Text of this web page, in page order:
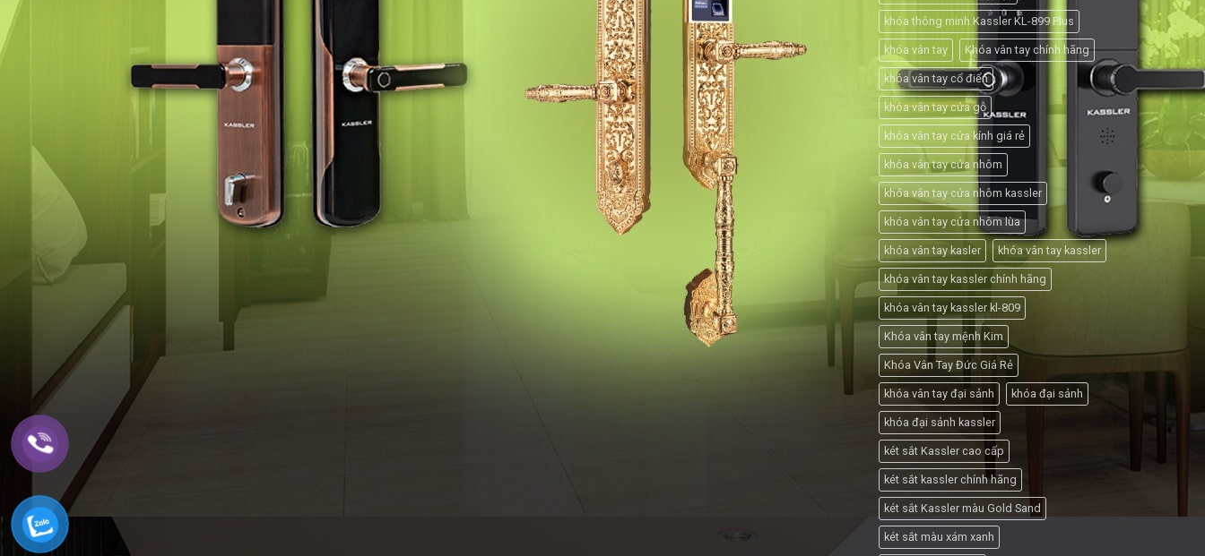
khóa thông minh Kassler KL-899 Plus
khóa vân tay Khóa vân tay chính hãng
khóa vân tay cổ điển
khóa vân tay cửa gỗ
khóa vân tay cửa kính giá rẻ
khóa vân tay cửa nhôm
khóa vân tay cửa nhôm kassler
khóa vân tay cửa nhôm lùa
khóa vân tay kasler khóa vân tay kassler
khóa vân tay kassler chính hãng
khóa vân tay kassler kl-809
Khóa vân tay mệnh Kim
Khóa Vân Tay Đức Giá Rẻ
khóa vân tay đại sảnh khóa đại sảnh
khóa đại sảnh kassler
két sắt Kassler cao cấp
két sắt kassler chính hãng
két sắt Kassler màu Gold Sand
két sắt màu xám xanh